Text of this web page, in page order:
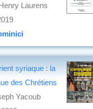
Laurens
syriaque : la
des Chrétiens
Yacoub